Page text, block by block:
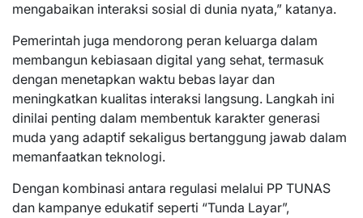
mengabaikan interaksi sosial di dunia nyata,” katanya.
Pemerintah juga mendorong peran keluarga dalam
membangun kebiasaan digital yang sehat, termasuk
dengan menetapkan waktu bebas layar dan
meningkatkan kualitas interaksi langsung. Langkah ini
dinilai penting dalam membentuk karakter generasi
muda yang adaptif sekaligus bertanggung jawab dalam
memanfaatkan teknologi.
Dengan kombinasi antara regulasi melalui PP TUNAS
dan kampanye edukatif seperti “Tunda Layar”,